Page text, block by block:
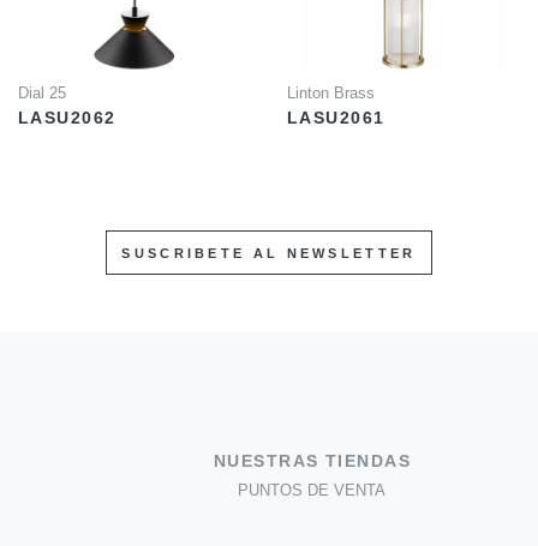
Dial 25
LASU2062
Linton Brass
LASU2061
SUSCRIBETE AL NEWSLETTER
NUESTRAS TIENDAS
PUNTOS DE VENTA